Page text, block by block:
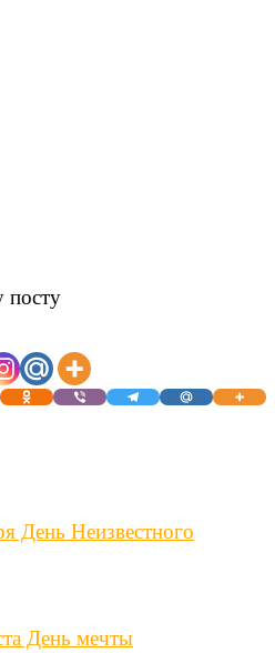
посту
День Неизвестного
День мечты